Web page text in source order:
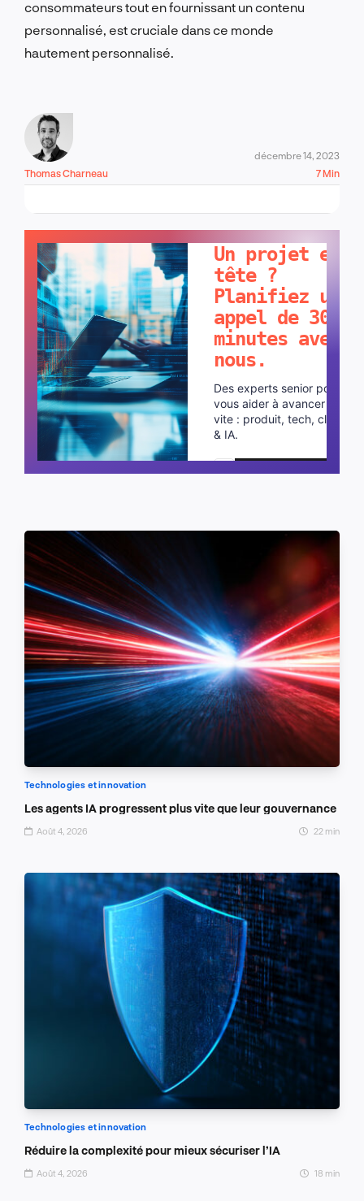
consommateurs tout en fournissant un contenu
personnalisé, est cruciale dans ce monde
hautement personnalisé.
Thomas Charneau
décembre 14, 2023
7 Min
Un projet en
tête ?
Planifiez un
appel de 30
minutes avec
nous.
Des experts senior pour
vous aider à avancer plus
vite : produit, tech, cloud
& IA.
Planifier un appel
Technologies et innovation
Les agents IA progressent plus vite que leur gouvernance
Août 4, 2026 22 min
Technologies et innovation
Réduire la complexité pour mieux sécuriser l’IA
Août 4, 2026 18 min